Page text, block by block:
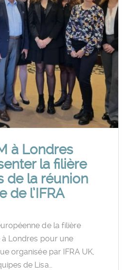
à Londres
la filière
de la réunion
de l’IFRA
de la filière
Londres pour une
organisée par IFRA UK,
de Lisa…